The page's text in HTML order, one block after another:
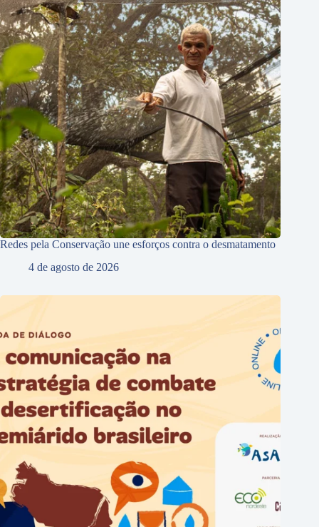
Redes pela Conservação une esforços contra o desmatamento
4 de agosto de 2026